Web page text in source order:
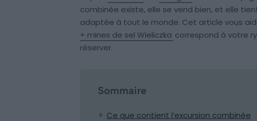
combinée existe, elle se vend bien, et elle
adaptée à tout le monde. Cet article vous
+ mines de sel Wieliczka correspond à votre
réserver.
Sommaire
Ce que contient l’excursion combinée